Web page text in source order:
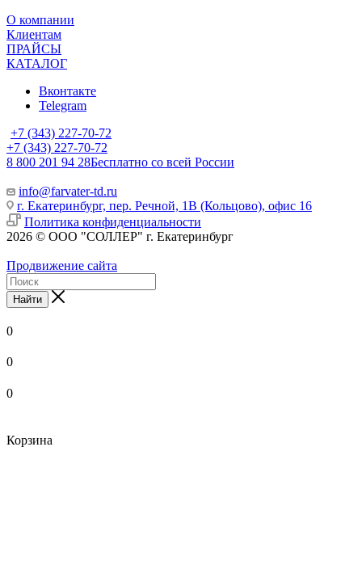
О компании
Клиентам
ПРАЙСЫ
КАТАЛОГ
Вконтакте
Telegram
+7 (343) 227-70-72
+7 (343) 227-70-72
8 800 201 94 28Бесплатно со всей России
info@farvater-td.ru
г. Екатеринбург, пер. Речной, 1В (Кольцово), офис 16
Политика конфиденциальности
2026 © ООО "СОЛЛЕР" г. Екатеринбург
Продвижение сайта
Найти
0
0
0
Корзина